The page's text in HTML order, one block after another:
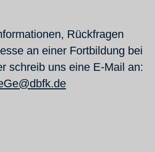
Rückfragen
an einer Fortbildung bei
schreib uns eine E-Mail an: